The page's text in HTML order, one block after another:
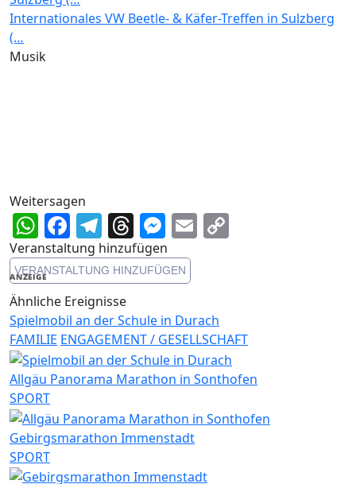
Internationales VW Beetle- & Käfer-Treffen in Sulzberg
(…
Musik
Weitersagen
WhatsApp
Facebook
Telegram
Threads
Messenger
Email
Veranstaltung hinzufügen
VERANSTALTUNG HINZUFÜGEN
ANZEIGE
Ähnliche Ereignisse
Spielmobil an der Schule in Durach
FAMILIE ENGAGEMENT / GESELLSCHAFT
Allgäu Panorama Marathon in Sonthofen
SPORT
Gebirgsmarathon Immenstadt
SPORT